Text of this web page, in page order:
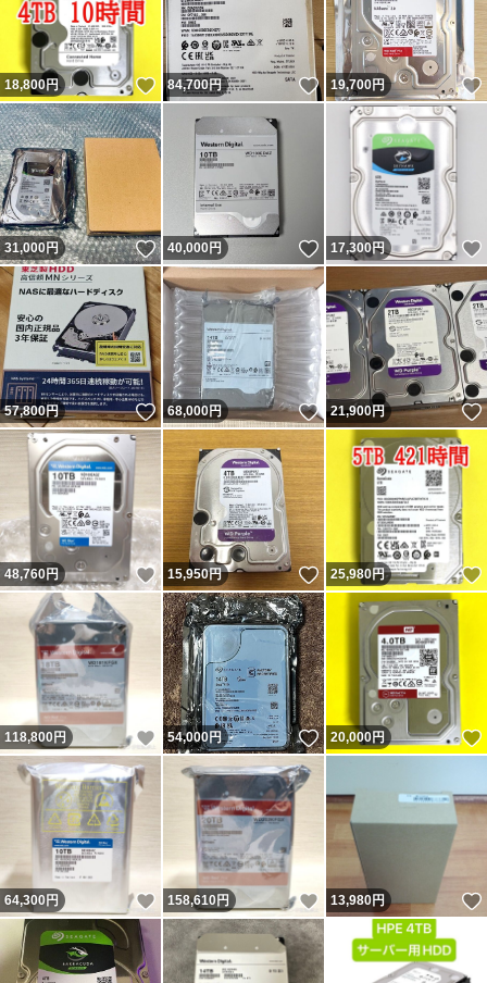
18,800円 いいね！
84,700円 いいね！
19,700円
31,000円 いいね！
40,000円 いいね！
17,300円
57,800円 いいね！
68,000円 いいね！
21,900円
48,760円 いいね！
15,950円 いいね！
25,980円
118,800円 いいね！
54,000円 いいね！
20,000円
64,300 円 いいね！
158,610円 いいね！
13,980円